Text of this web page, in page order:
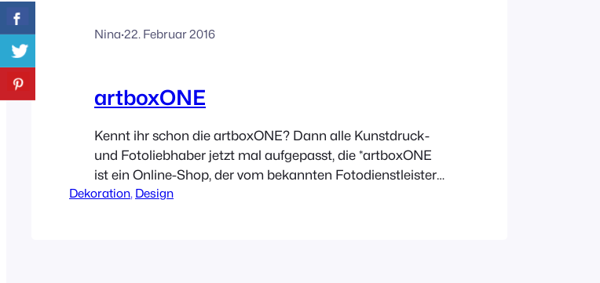
Nina·22. Februar 2016
artboxONE
Kennt ihr schon die artboxONE? Dann alle Kunstdruck-
und Fotoliebhaber jetzt mal aufgepasst, die *artboxONE
ist ein Online-Shop, der vom bekannten Fotodienstleister
Pixum gefördert wird. Da ich der Meinung bin, schöne
Dekoration, Design